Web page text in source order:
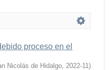
proceso en el
Nicolás de Hidalgo, 2022-11)